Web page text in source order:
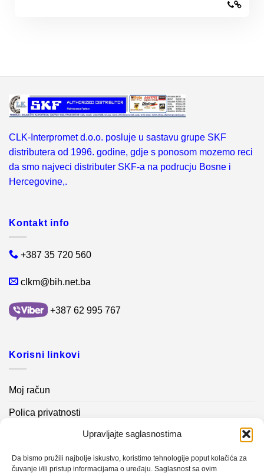
Upravljajte saglasnostima
Da bismo pružili najbolje iskustvo, koristimo tehnologije poput kolačića za
čuvanje i/ili pristup informacijama o uređaju. Saglasnost sa ovim
CLK-Interpromet d.o.o. posluje u sastavu grupe SKF
distributera od 1996. godine, gdje s ponosom mozemo reci
da smo najveci distributer SKF-a na podrucju Bosne i
Hercegovine,.
Kontakt info
+387 35 720 560
clkm@bih.net.ba
+387 62 995 767
Korisni linkovi
Moj račun
Polica privatnosti
Kontakt info